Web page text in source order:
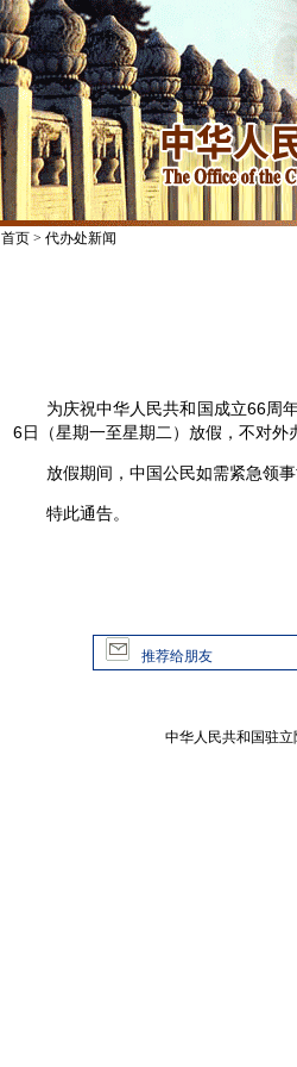
首页> 代办处新闻
为庆祝中华人民共和国成立66周年
6日（星期一至星期二）放假，不对外
放假期间，中国公民如需紧急领事
特此通告。
推荐给朋友
中华人民共和国驻立